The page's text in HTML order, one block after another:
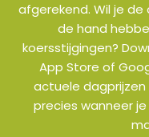
afgerekend. Wil je
de hand
koersstijgingen?
App Store of
actuele
precies wanneer